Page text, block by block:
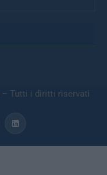
Tutti i diritti riservati